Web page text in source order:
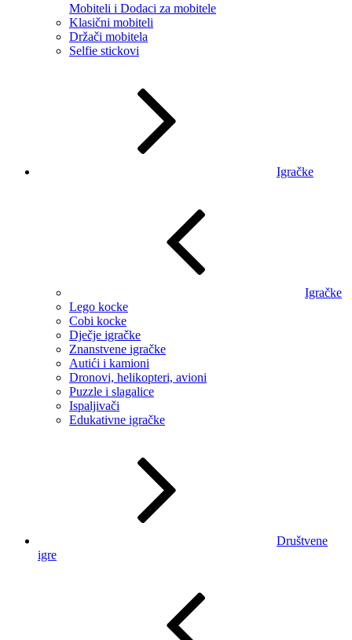
Mobiteli i Dodaci za mobitele
Klasični mobiteli
Držači mobitela
Selfie stickovi
Igračke
Igračke
Lego kocke
Cobi kocke
Dječje igračke
Znanstvene igračke
Autići i kamioni
Dronovi, helikopteri, avioni
Puzzle i slagalice
Ispaljivači
Edukativne igračke
Društvene
igre